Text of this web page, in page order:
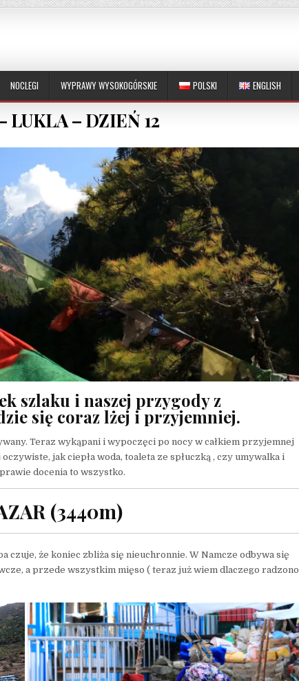
NOCLEGI WYPRAWY WYSOKOGÓRSKIE POLSKI ENGLISH
LUKLA – DZIEŃ 12
szlaku i naszej przygody z
się coraz lżej i przyjemniej.
Teraz wykąpani i wypoczęci po nocy w całkiem przyjemnej
jak ciepła woda, toaleta ze spłuczką , czy umywalka i
docenia to wszystko.
(3440m)
czuje, że koniec zbliża się nieuchronnie. W Namcze odbywa się
a przede wszystkim mięso ( teraz już wiem dlaczego radzono